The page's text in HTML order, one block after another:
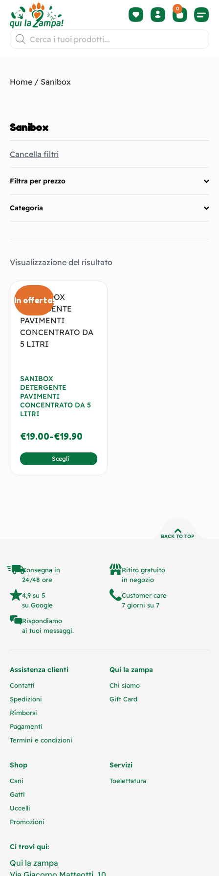
0
Home / Sanibox
Sanibox
Cancella filtri
Filtra per prezzo
Categoria
Visualizzazione del risultato
In offerta!
SANIBOX
DETERGENTE
PAVIMENTI
CONCENTRATO DA 5
LITRI
€19.00-€19.90
Scegli
BACK TO TOP
Consegna in
24/48 ore
Ritiro gratuito
in negozio
4,9 su 5
su Google
Customer care
7 giorni su 7
Rispondiamo
ai tuoi messaggi.
Assistenza clienti
Contatti
Spedizioni
Rimborsi
Pagamenti
Termini e condizioni
Qui la zampa
Chi siamo
Gift Card
Shop
Cani
Gatti
Uccelli
Promozioni
Servizi
Toelettatura
Ci trovi qui:
Qui la zampa